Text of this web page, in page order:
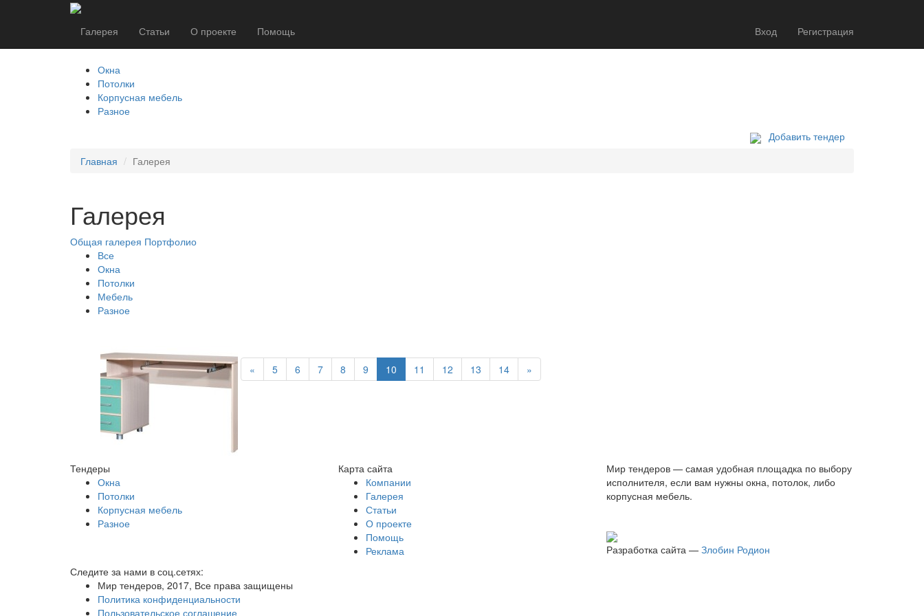
Галерея Статьи О проекте Помощь Вход Регистрация
Окна
Потолки
Корпусная мебель
Разное
Добавить тендер
Главная
Галерея
Галерея
Общая галерея Портфолио
Все
Окна
Потолки
Мебель
Разное
« 5 6 7 8 9 10 11 12 13 14 »
Тендеры
Окна
Потолки
Корпусная мебель
Разное
Карта сайта
Компании
Галерея
Статьи
О проекте
Помощь
Реклама
Мир тендеров — самая удобная площадка по выбору
исполнителя, если вам нужны окна, потолок, либо
корпусная мебель.
Разработка сайта — Злобин Родион
Следите за нами в соц.сетях:
Мир тендеров, 2017, Все права защищены
Политика конфиденциальности
Пользовательское соглашение